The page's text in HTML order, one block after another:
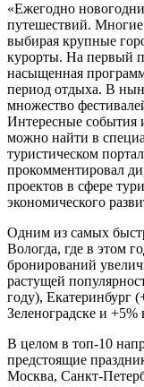
«Ежегодно
путешествий. Многие
выбирая крупные
курорты. На первый
насыщенная
период отдыха. В
множество
Интересные события
можно найти в
туристическом
прокомментировал
проектов в сфере
экономического
Одним из самых
Вологда, где в этом
бронирований
растущей
году), Екатеринбург
Зеленоградске и
В целом в топ-10
предстоящие
Москва, Санкт-